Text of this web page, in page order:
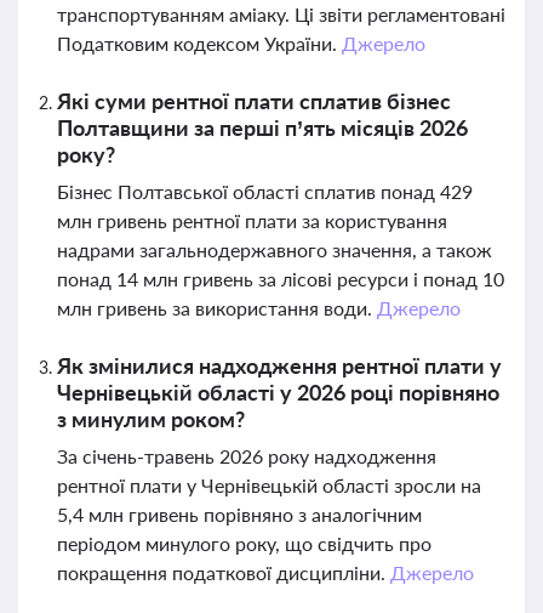
транспортуванням аміаку. Ці звіти регламентовані
Податковим кодексом України. Джерело
Які суми рентної плати сплатив бізнес
Полтавщини за перші п’ять місяців 2026
року?
Бізнес Полтавської області сплатив понад 429
млн гривень рентної плати за користування
надрами загальнодержавного значення, а також
понад 14 млн гривень за лісові ресурси і понад 10
млн гривень за використання води. Джерело
Як змінилися надходження рентної плати у
Чернівецькій області у 2026 році порівняно
з минулим роком?
За січень-травень 2026 року надходження
рентної плати у Чернівецькій області зросли на
5,4 млн гривень порівняно з аналогічним
періодом минулого року, що свідчить про
покращення податкової дисципліни. Джерело